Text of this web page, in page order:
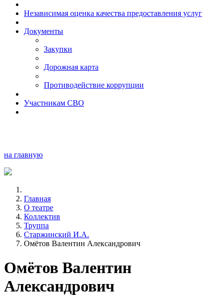
Независимая оценка качества предоставления услуг
Документы
Закупки
Дорожная карта
Противодействие коррупции
Участникам СВО
на главную
Главная
О театре
Коллектив
Труппа
Старжинский И.А.
Омётов Валентин Александрович
Омётов Валентин
Александрович